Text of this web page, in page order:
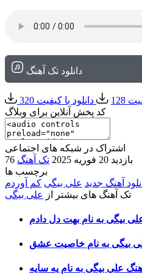
دانلود تک آهنگ
128
دانلود با کیفیت 320
کد پخش آنلاین برای وبلاگ
اشتراک در شبکه های اجتماعی
76 بازدید 20 فوریه 2025
تک آهنگ
برچسب ها
آهنگ جدید علی بیگی کم آوردم
تک آهنگ های بیشتر از علی بیگی
بیگی به نام بهت دل دادم
بیگی به نام خاصیت عشق
علی بیگی به نام یه سایه